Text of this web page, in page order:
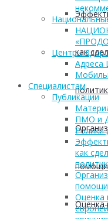
как
помощи
Оценка
Центры
Адреса
Cпециалистам
Публикации
ПМО и
Ролики
как
помощи
Оценка